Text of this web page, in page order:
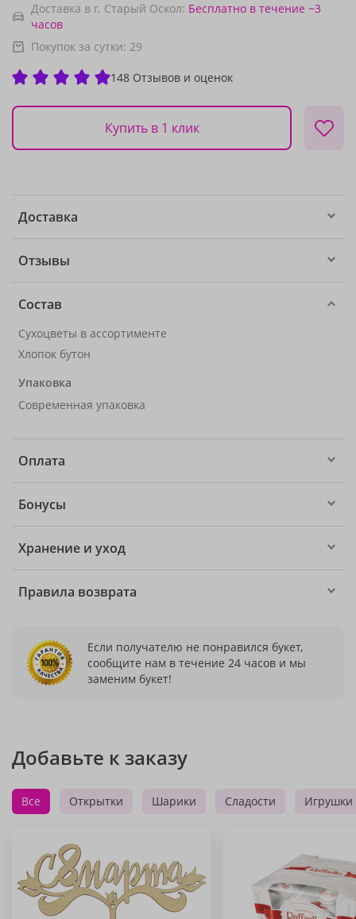
Доставка в г. Старый Оскол: Бесплатно в течение ~3
часов
Покупок за сутки: 29
148 Отзывов и оценок
Купить в 1 клик
Доставка
Отзывы
Состав
Сухоцветы в ассортименте
Хлопок бутон
Упаковка
Современная упаковка
Оплата
Бонусы
Хранение и уход
Правила возврата
Если получателю не понравился букет,
сообщите нам в течение 24 часов и мы
заменим букет!
Добавьте к заказу
Все Открытки Шарики Сладости Игрушки